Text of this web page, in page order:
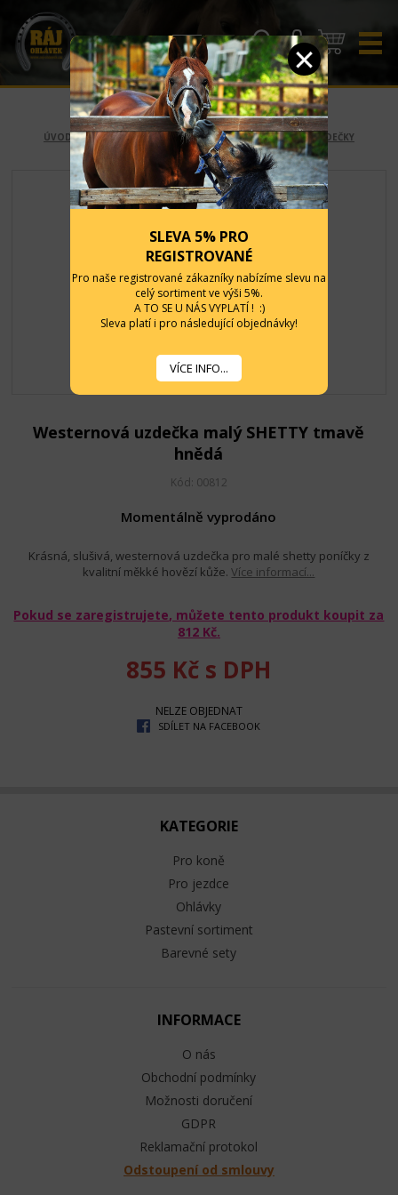
CZK EUR
ÚVOD -KONĚ -UZDEČKY -PRO WESTERN -KLASICKÉ UZDEČKY
Westernová uzdečka malý SHETTY tmavě
hnědá
Kód: 00812
Momentálně vyprodáno
Krásná, slušivá, westernová uzdečka pro malé shetty poníčky z
kvalitní měkké hovězí kůže.Více informací...
Pokud se zaregistrujete, můžete tento produkt koupit za
812 Kč.
855 Kč s DPH
NELZE OBJEDNAT
SDÍLET NA FACEBOOK
KATEGORIE
Pro koně
Pro jezdce
Ohlávky
Pastevní sortiment
Barevné sety
INFORMACE
O nás
Obchodní podmínky
Možnosti doručení
GDPR
Reklamační protokol
Odstoupení od smlouvy
SLEVA 5% PRO
REGISTROVANÉ
Pro naše registrované zákazníky nabízíme slevu na
celý sortiment ve výši 5%.
A TO SE U NÁS VYPLATÍ ! :)
Sleva platí i pro následující objednávky!
VÍCE INFO...